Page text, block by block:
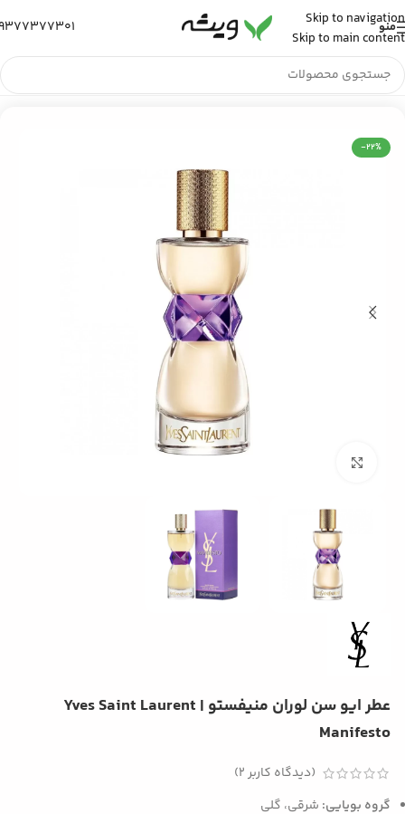
Skip to navigation
Skip to main content
منو
خانه عطر و ادکلن
-22%
عطر ایو سن لوران منیفستو | Yves Saint Laurent
Manifesto
(دیدگاه کاربر2
)
گروه بویایی: شرقی، گلی